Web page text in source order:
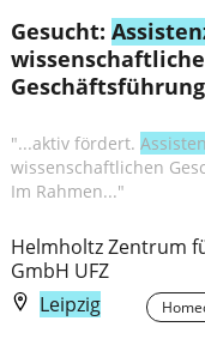
Gesucht:
Geschäftsführung
"...aktiv fördert.
wissenschaftlichen
Im Rahmen..."
Helmholtz Zentrum
GmbH UFZ
Leipzig